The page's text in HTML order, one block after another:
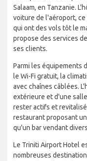
Salaam, en Tanzanie.
voiture de l'aéroport,
qui ont des vols tôt le
propose des services
ses clients.
Parmi les équipements
le Wi-Fi gratuit, la
avec chaînes câblées.
extérieure et d'une
rester actifs et
restaurant proposant
qu'un bar vendant
Le Triniti Airport Hotel
nombreuses